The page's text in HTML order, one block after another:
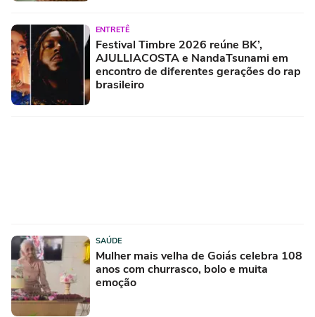
ENTRETÊ
Festival Timbre 2026 reúne BK’,
AJULLIACOSTA e NandaTsunami em
encontro de diferentes gerações do rap
brasileiro
SAÚDE
Mulher mais velha de Goiás celebra 108
anos com churrasco, bolo e muita
emoção